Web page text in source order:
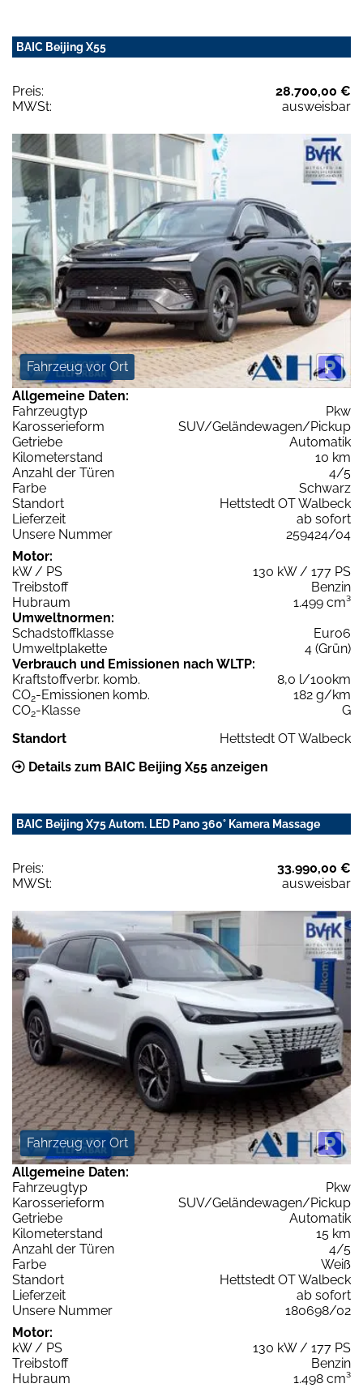
BAIC Beijing X55
Preis:
28.700,00 €
MWSt:
ausweisbar
Fahrzeug vor Ort
Allgemeine Daten:
Fahrzeugtyp
Pkw
Karosserieform
SUV/Geländewagen/Pickup
Getriebe
Automatik
Kilometerstand
10 km
Anzahl der Türen
4/5
Farbe
Schwarz
Standort
Hettstedt OT Walbeck
Lieferzeit
ab sofort
Unsere Nummer
259424/04
Motor:
kW / PS
130 kW / 177 PS
Treibstoff
Benzin
Hubraum
1.499 cm³
Umweltnormen:
Schadstoffklasse
Euro6
Umweltplakette
4 (Grün)
Verbrauch und Emissionen nach WLTP:
Kraftstoffverbr. komb.
8,0 l/100km
CO2-Emissionen komb.
182 g/km
CO2-Klasse
G
Standort
Hettstedt OT Walbeck
Details zum BAIC Beijing X55 anzeigen
BAIC Beijing X75 Autom. LED Pano 360° Kamera Massage
Preis:
33.990,00 €
MWSt:
ausweisbar
Fahrzeug vor Ort
Allgemeine Daten:
Fahrzeugtyp
Pkw
Karosserieform
SUV/Geländewagen/Pickup
Getriebe
Automatik
Kilometerstand
15 km
Anzahl der Türen
4/5
Farbe
Weiß
Standort
Hettstedt OT Walbeck
Lieferzeit
ab sofort
Unsere Nummer
180698/02
Motor:
kW / PS
130 kW / 177 PS
Treibstoff
Benzin
Hubraum
1.498 cm³